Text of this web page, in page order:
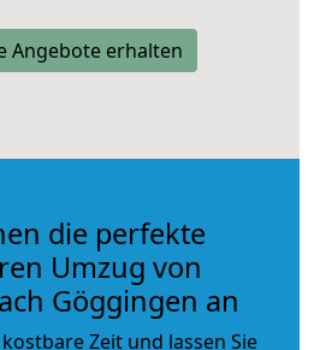
Angebote erhalten
die perfekte
Umzug von
Göggingen an
Zeit und lassen Sie